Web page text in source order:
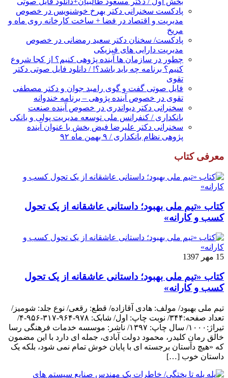
پادکست سخنرانی دکتر بهرخ خوشنویس در خصوص
مدیریت و اقتصاد در فضا + ساخت کارخانه روی ماه و
مریخ
پادکست/ سخنان دکتر سعید رمضانی در خصوص
مدیریت دارایی های فیزیکی
چطور در سازمان ها آینده پژوهی کنیم؟ از کجا شروع
کنیم؟ برنامه چه باید باشد؟! / دانلود فایل صوتی دکتر
تقوی
فایل صوتی گفت و گوی رامبد جوان و دکتر مصطفی
تقوی در خصوص آینده پژوهی – برنامه خندوانه
سخنرانی دکتر دیواندری در خصوص آینده صنعت
بانکداری / کنفرانس ملی توسعه مدیریت پولی و بانکی
سخنرانی دکتر علیرضا فیض بخش با عنوان آینده
پژوهی نظام بانکداری / ۹ بهمن ماه ۹۲
معرفی کتاب
کتاب «تیم ملی بهبود؛ داستانی عاشقانه از یک تحول
کسب و کارانه»
15 مهر 1397
کتاب «تیم ملی بهبود؛ داستانی عاشقانه از یک تحول
کسب و کارانه»
تیم ملی بهبود/ مولف: هادی آقازاده/ قطع: رقعی/ نوع جلد: شومیز/
تعداد صفحه:۳۴۴/ نوبت چاپ: اول/ شابک: ۹۷۸-۹۶۴-۳۱۷-۹۵۶-۴/
تیراژ:۱۰۰۰/ سال چاپ: ۱۳۹۷/ ناشر: موسسه خدمات فرهنگی رسا
خالق رمانِ کلیدر، محمود دولت آبادی، جمله ای دارد با این مضمون
که «هیچ داستان برجسته ای با پایان خوش تمام نمی شود، بلکه یک
داستان خوب […]